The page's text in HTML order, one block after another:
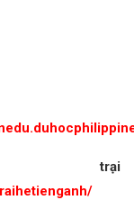
trại